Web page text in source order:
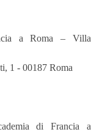
a Roma – Villa
1 - 00187 Roma
di Francia a